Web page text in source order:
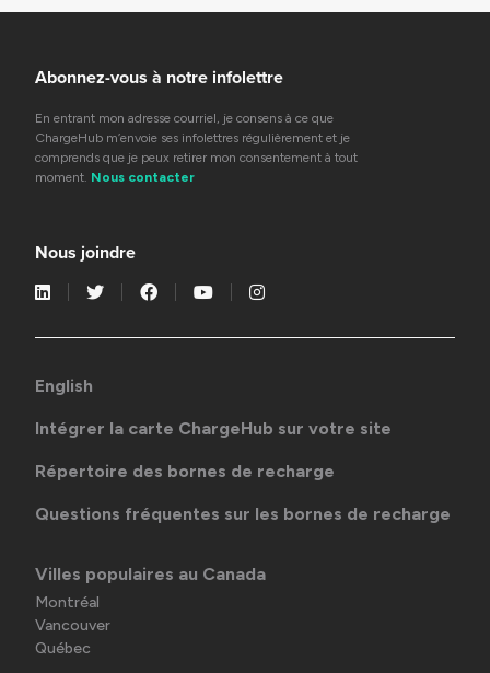
Abonnez-vous à notre infolettre
En entrant mon adresse courriel, je consens à ce que
ChargeHub m’envoie ses infolettres régulièrement et je
comprends que je peux retirer mon consentement à tout
moment. Nous contacter
Nous joindre
English
Intégrer la carte ChargeHub sur votre site
Répertoire des bornes de recharge
Questions fréquentes sur les bornes de recharge
Villes populaires au Canada
Montréal
Vancouver
Québec